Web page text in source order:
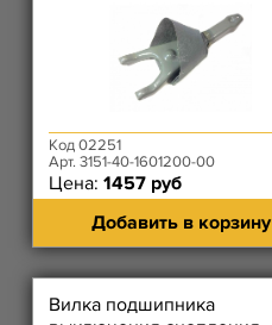
Код 02251
Арт. 3151-40-1601200-00
Цена: 1457 руб
Добавить в корзину
Вилка подшипника